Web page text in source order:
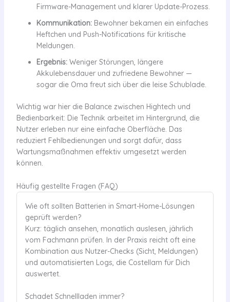
Firmware-Management und klarer Update-Prozess.
Kommunikation:Bewohner bekamen ein einfaches
Heftchen und Push-Notifications für kritische
Meldungen.
Ergebnis:Weniger Störungen, längere
Akkulebensdauer und zufriedene Bewohner —
sogar die Oma freut sich über die leise Schublade.
Wichtig war hier die Balance zwischen Hightech und
Bedienbarkeit: Die Technik arbeitet im Hintergrund, die
Nutzer erleben nur eine einfache Oberfläche. Das
reduziert Fehlbedienungen und sorgt dafür, dass
Wartungsmaßnahmen effektiv umgesetzt werden
können.
Häufig gestellte Fragen (FAQ)
Wie oft sollten Batterien in Smart-Home-Lösungen
geprüft werden?
Kurz: täglich ansehen, monatlich auslesen, jährlich
vom Fachmann prüfen. In der Praxis reicht oft eine
Kombination aus Nutzer-Checks (Sicht, Meldungen)
und automatisierten Logs, die Costellam für Dich
auswertet.
Schadet Schnellladen immer?